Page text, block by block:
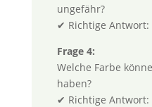
ungefähr?
✔ Richtige Antwort:
Frage 4:
Welche Farbe
haben?
✔ Richtige Antwort: